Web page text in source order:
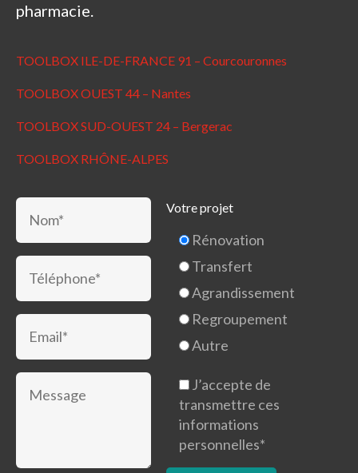
pharmacie.
TOOLBOX ILE-DE-FRANCE 91 – Courcouronnes
TOOLBOX OUEST 44 – Nantes
TOOLBOX SUD-OUEST 24 – Bergerac
TOOLBOX RHÔNE-ALPES
Votre projet
Rénovation
Transfert
Agrandissement
Regroupement
Autre
J’accepte de
transmettre ces
informations
personnelles*